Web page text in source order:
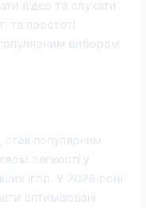
відео та слухати
та простоті
вибором
став популярним
легкості у
ігор. У 2026 році
оптимізовані